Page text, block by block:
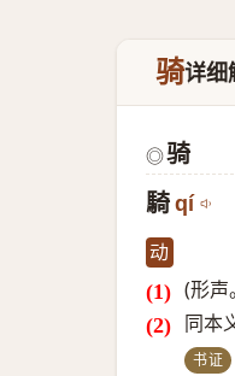
骑详细
◎骑
騎 qí
动
(形声
同本
书证